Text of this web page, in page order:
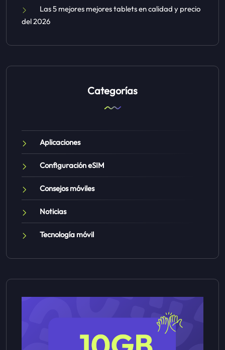
Las 5 mejores mejores tablets en calidad y precio
del 2026
Categorías
Aplicaciones
Configuración eSIM
Consejos móviles
Noticias
Tecnología móvil